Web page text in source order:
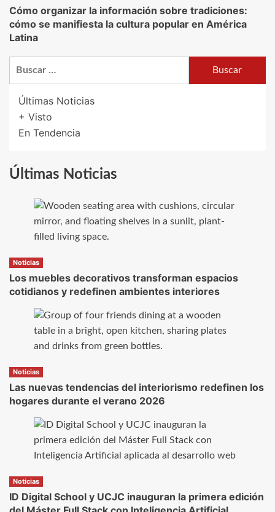
Cómo organizar la información sobre tradiciones:
cómo se manifiesta la cultura popular en América
Latina
Últimas Noticias
+ Visto
En Tendencia
Últimas Noticias
Noticias
Los muebles decorativos transforman espacios
cotidianos y redefinen ambientes interiores
Noticias
Las nuevas tendencias del interiorismo redefinen los
hogares durante el verano 2026
Noticias
ID Digital School y UCJC inauguran la primera edición